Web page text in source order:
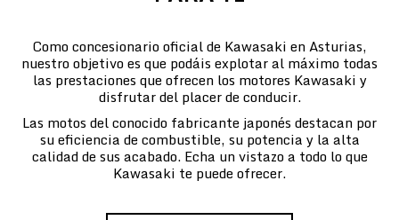
Como concesionario oficial de Kawasaki en Asturias,
nuestro objetivo es que podáis explotar al máximo todas
las prestaciones que ofrecen los motores Kawasaki y
disfrutar del placer de conducir.
Las motos del conocido fabricante japonés destacan por
su eficiencia de combustible, su potencia y la alta
calidad de sus acabado. Echa un vistazo a todo lo que
Kawasaki te puede ofrecer.